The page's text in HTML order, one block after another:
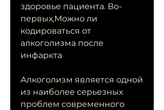
здоровье пациента. Во-
первых,Можно ли
кодироваться от
алкоголизма после
инфаркта
Алкоголизм является одной
из наиболее серьезных
проблем современного